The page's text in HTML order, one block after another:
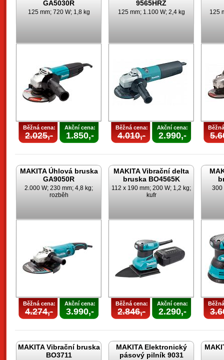
GA5030R
125 mm; 720 W; 1,8 kg
Běžná cena:
2.025,-
Akční cena:
1.850,-
9565HRZ
125 mm; 1.100 W; 2,4 kg
Běžná cena:
4.010,-
Akční cena:
2.990,-
125
MAKITA Úhlová bruska
GA9050R
2.000 W; 230 mm; 4,8 kg;
rozběh
Běžná cena:
4.274,-
Akční cena:
3.990,-
MAKITA Vibrační delta
bruska BO4565K
112 x 190 mm; 200 W; 1,2 kg;
kufr
Běžná cena:
2.846,-
Akční cena:
2.290,-
300
MAKITA Vibrační bruska
BO3711
MAKITA Elektronický
pásový pilník 9031